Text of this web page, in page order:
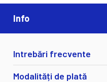
Info
Intrebări frecvente
Modalități de plată